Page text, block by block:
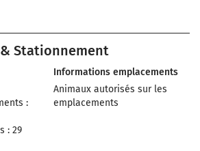
Stationnement
:
: 29
Informations emplacements
Animaux autorisés sur les
emplacements